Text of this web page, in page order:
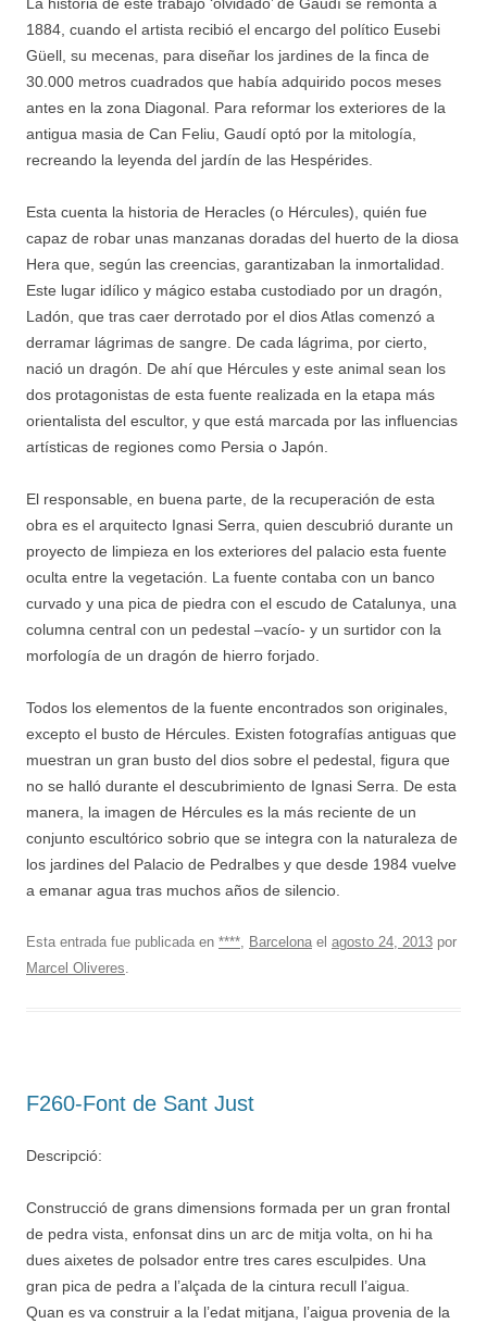
1884, cuando el artista recibió el encargo del político Eusebi
Güell, su mecenas, para diseñar los jardines de la finca de
30.000 metros cuadrados que había adquirido pocos meses
antes en la zona Diagonal. Para reformar los exteriores de la
antigua masia de Can Feliu, Gaudí optó por la mitología,
recreando la leyenda del jardín de las Hespérides.
Esta cuenta la historia de Heracles (o Hércules), quién fue
capaz de robar unas manzanas doradas del huerto de la diosa
Hera que, según las creencias, garantizaban la inmortalidad.
Este lugar idílico y mágico estaba custodiado por un dragón,
Ladón, que tras caer derrotado por el dios Atlas comenzó a
derramar lágrimas de sangre. De cada lágrima, por cierto,
nació un dragón. De ahí que Hércules y este animal sean los
dos protagonistas de esta fuente realizada en la etapa más
orientalista del escultor, y que está marcada por las influencias
artísticas de regiones como Persia o Japón.
El responsable, en buena parte, de la recuperación de esta
obra es el arquitecto Ignasi Serra, quien descubrió durante un
proyecto de limpieza en los exteriores del palacio esta fuente
oculta entre la vegetación. La fuente contaba con un banco
curvado y una pica de piedra con el escudo de Catalunya, una
columna central con un pedestal –vacío- y un surtidor con la
morfología de un dragón de hierro forjado.
Todos los elementos de la fuente encontrados son originales,
excepto el busto de Hércules. Existen fotografías antiguas que
muestran un gran busto del dios sobre el pedestal, figura que
no se halló durante el descubrimiento de Ignasi Serra. De esta
manera, la imagen de Hércules es la más reciente de un
conjunto escultórico sobrio que se integra con la naturaleza de
los jardines del Palacio de Pedralbes y que desde 1984 vuelve
a emanar agua tras muchos años de silencio.
Esta entrada fue publicada en ****, Barcelona el agosto 24, 2013 por
Marcel Oliveres.
F260-Font de Sant Just
Descripció:
Construcció de grans dimensions formada per un gran frontal
de pedra vista, enfonsat dins un arc de mitja volta, on hi ha
dues aixetes de polsador entre tres cares esculpides. Una
gran pica de pedra a l’alçada de la cintura recull l’aigua.
Quan es va construir a la l’edat mitjana, l’aigua provenia de la